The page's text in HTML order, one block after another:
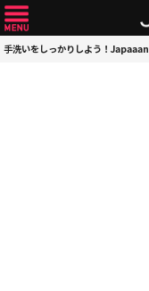
手洗いをしっかりしよう！Japaaan